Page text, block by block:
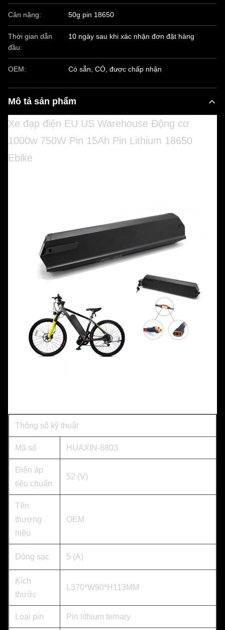
Cân nặng: 50g pin 18650
Thời gian dẫn
đầu:
10 ngày sau khi xác nhận đơn đặt hàng
OEM: Có sẵn, CÓ, được chấp nhận
Mô tả sản phẩm
Xe đạp điện EU US Warehouse Động cơ
1000w 750W Pin 15Ah Pin Lithium 18650
Ebike
Thông số kỹ thuật
Mã số HUAXIN-6803
Điện áp
tiêu chuẩn
52 (V)
Tên
thương
hiệu
OEM
Dòng sạc 5 (A)
Kích
thước
L370*W90*H113MM
Loại pin Pin lithium ternary